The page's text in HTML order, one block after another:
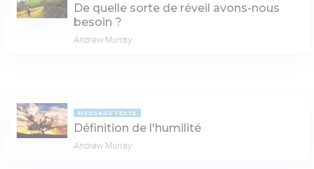
De quelle sorte de réveil avons-nous
besoin ?
Andrew Murray
MESSAGE TEXTE
Définition de l'humilité
Andrew Murray